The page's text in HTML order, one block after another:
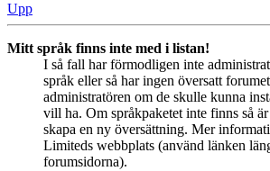
Upp
Mitt språk finns inte med i listan!
I så fall har förmodligen inte
språk eller så har ingen översatt
administratören om de skulle kunna
vill ha. Om språkpaketet inte finns så
skapa en ny översättning. Mer
Limiteds webbplats (använd länken
forumsidorna).